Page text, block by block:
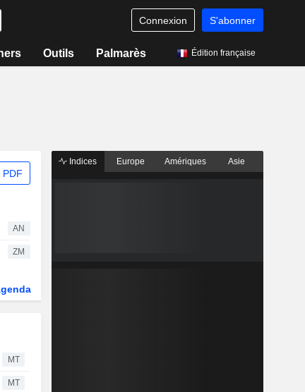
Connexion S'abonner
Outils Palmarès Édition française
PDF
AN
ZM
MT
MT
Indices Europe Amériques Asie